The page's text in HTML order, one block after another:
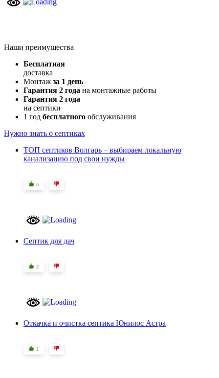
Наши преимущества
Бесплатная
доставка
Монтаж за 1 день
Гарантия 2 года на монтажные работы
Гарантия 2 года
на септики
1 год бесплатного обслуживания
Нужно знать о септиках
ТОП септиков Волгарь – выбираем локальную
канализацию под свои нужды
6
Септик для дач
2
Откачка и очистка септика Юнилос Астра
1